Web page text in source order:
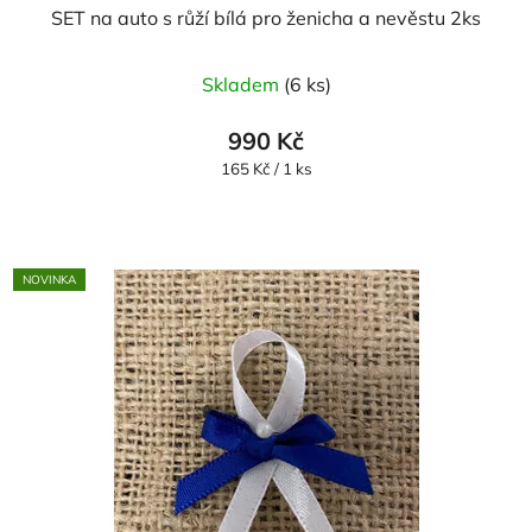
SET na auto s růží bílá pro ženicha a nevěstu 2ks
hodnocení
produktu
je
hvězdiček.
Skladem (6 ks)
990 Kč
Měrná
165 Kč / 1 ks
NOVINKA